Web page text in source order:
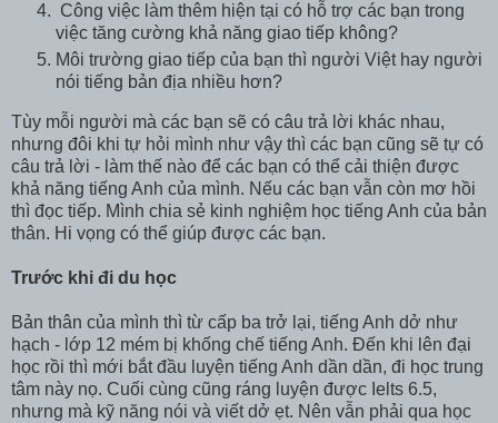
Công việc làm thêm hiện tại có hỗ trợ các bạn trong
việc tăng cường khả năng giao tiếp không?
Môi trường giao tiếp của bạn thì người Việt hay người
nói tiếng bản địa nhiều hơn?
Tùy mỗi người mà các bạn sẽ có câu trả lời khác nhau,
nhưng đôi khi tự hỏi mình như vậy thì các bạn cũng sẽ tự có
câu trả lời - làm thế nào để các bạn có thể cải thiện được
khả năng tiếng Anh của mình. Nếu các bạn vẫn còn mơ hồi
thì đọc tiếp. Mình chia sẻ kinh nghiệm học tiếng Anh của bản
thân. Hi vọng có thể giúp được các bạn.
Trước khi đi du học
Bản thân của mình thì từ cấp ba trở lại, tiếng Anh dở như
hạch - lớp 12 mém bị khống chế tiếng Anh. Đến khi lên đại
học rồi thì mới bắt đầu luyện tiếng Anh dần dần, đi học trung
tâm này nọ. Cuối cùng cũng ráng luyện được Ielts 6.5,
nhưng mà kỹ năng nói và viết dở ẹt. Nên vẫn phải qua học